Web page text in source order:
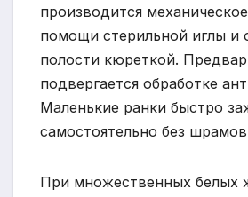
производится
помощи стерильной иглы и
полости кюреткой.
подвергается обработке
Маленькие ранки быстро
самостоятельно без
При множественных белых